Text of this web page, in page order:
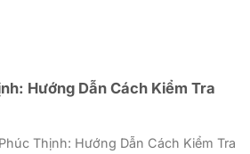
Hướng Dẫn Cách Kiểm Tra
Thịnh: Hướng Dẫn Cách Kiểm Tra